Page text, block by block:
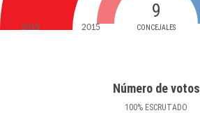
9
CONCEJALES
2019 2015
Número de votos
100% ESCRUTADO